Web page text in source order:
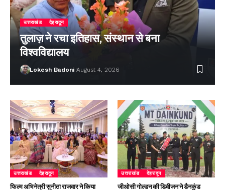
उत्तराखंड देहरादून
तुलाज़ ने रचा इतिहास, संस्थान से बना
विश्वविद्यालय
Lokesh Badoni August 4, 2026
उत्तराखंड देहरादून
फिल्म अभिनेत्री सुनीता राजवार ने किया
उत्तराखंड देहरादून
जीओसी गोल्डन की डिवीजन ने डैनकुंड